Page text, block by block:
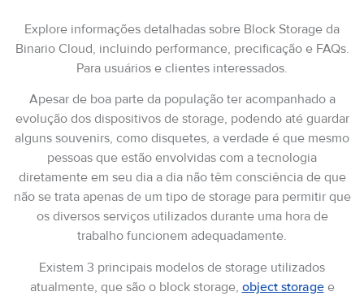
Explore informações detalhadas sobre Block Storage da
Binario Cloud, incluindo performance, precificação e FAQs.
Para usuários e clientes interessados.
Apesar de boa parte da população ter acompanhado a
evolução dos dispositivos de storage, podendo até guardar
alguns souvenirs, como disquetes, a verdade é que mesmo
pessoas que estão envolvidas com a tecnologia
diretamente em seu dia a dia não têm consciência de que
não se trata apenas de um tipo de storage para permitir que
os diversos serviços utilizados durante uma hora de
trabalho funcionem adequadamente.
Existem 3 principais modelos de storage utilizados
atualmente, que são o block storage, object storagee